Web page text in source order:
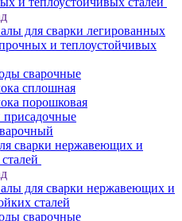
для сварки легированных
и теплоустойчивых
сварочные
сплошная
порошковая
сварки нержавеющих и
для сварки нержавеющих и
сталей
сварочные